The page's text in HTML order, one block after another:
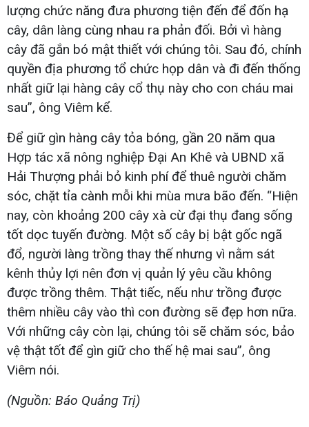
lượng chức năng đưa phương tiện đến để đốn hạ
cây, dân làng cùng nhau ra phản đối. Bởi vì hàng
cây đã gắn bó mật thiết với chúng tôi. Sau đó, chính
quyền địa phương tổ chức họp dân và đi đến thống
nhất giữ lại hàng cây cổ thụ này cho con cháu mai
sau”, ông Viêm kể.
Để giữ gìn hàng cây tỏa bóng, gần 20 năm qua
Hợp tác xã nông nghiệp Đại An Khê và UBND xã
Hải Thượng phải bỏ kinh phí để thuê người chăm
sóc, chặt tỉa cành mỗi khi mùa mưa bão đến. “Hiện
nay, còn khoảng 200 cây xà cừ đại thụ đang sống
tốt dọc tuyến đường. Một số cây bị bật gốc ngã
đổ, người làng trồng thay thế nhưng vì nằm sát
kênh thủy lợi nên đơn vị quản lý yêu cầu không
được trồng thêm. Thật tiếc, nếu như trồng được
thêm nhiều cây vào thì con đường sẽ đẹp hơn nữa.
Với những cây còn lại, chúng tôi sẽ chăm sóc, bảo
vệ thật tốt để gìn giữ cho thế hệ mai sau”, ông
Viêm nói.
(Nguồn: Báo Quảng Trị)